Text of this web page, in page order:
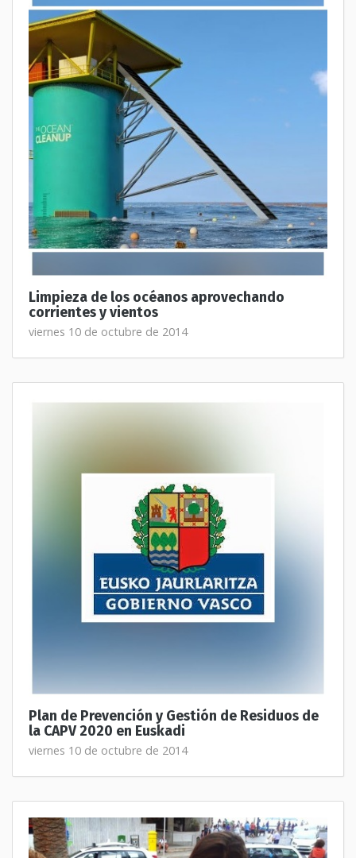
Limpieza de los océanos aprovechando
corrientes y vientos
viernes 10 de octubre de 2014
Plan de Prevención y Gestión de Residuos de
la CAPV 2020 en Euskadi
viernes 10 de octubre de 2014